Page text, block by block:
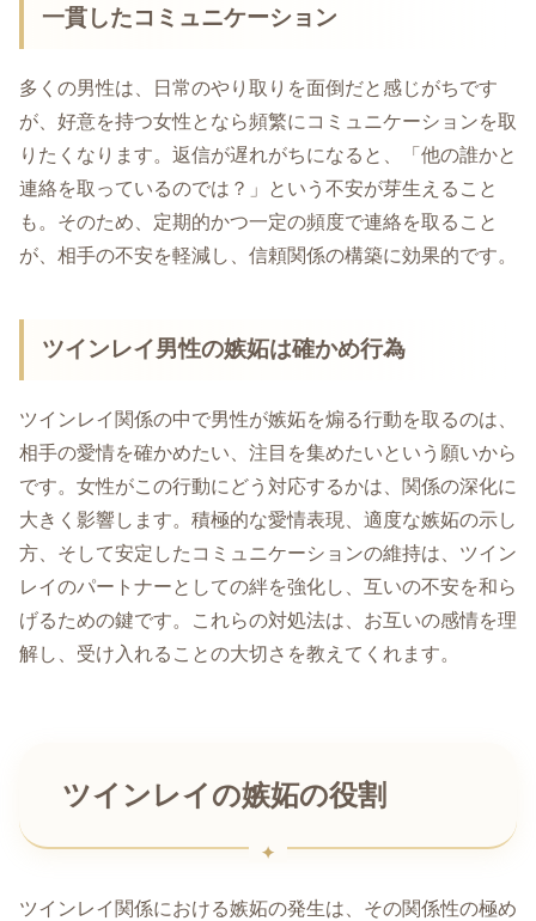
一貫したコミュニケーション
多くの男性は、日常のやり取りを面倒だと感じがちです
が、好意を持つ女性となら頻繁にコミュニケーションを取
りたくなります。返信が遅れがちになると、「他の誰かと
連絡を取っているのでは？」という不安が芽生えること
も。そのため、定期的かつ一定の頻度で連絡を取ること
が、相手の不安を軽減し、信頼関係の構築に効果的です。
ツインレイ男性の嫉妬は確かめ行為
ツインレイ関係の中で男性が嫉妬を煽る行動を取るのは、
相手の愛情を確かめたい、注目を集めたいという願いから
です。女性がこの行動にどう対応するかは、関係の深化に
大きく影響します。積極的な愛情表現、適度な嫉妬の示し
方、そして安定したコミュニケーションの維持は、ツイン
レイのパートナーとしての絆を強化し、互いの不安を和ら
げるための鍵です。これらの対処法は、お互いの感情を理
解し、受け入れることの大切さを教えてくれます。
ツインレイの嫉妬の役割
ツインレイ関係における嫉妬の発生は、その関係性の極め